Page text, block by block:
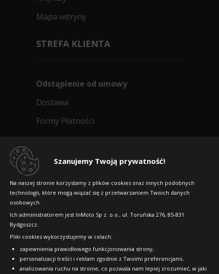
Szanujemy Twoją prywatność!
Na naszej stronie korzystamy z plików cookies oraz innych podobnych
technologii, które mogą wiązać się z przetwarzaniem Twoich danych
osobowych.
Ich administratorem jest InMoto Sp z .o.o., ul. Toruńska 276, 85-831
Bydgoszcz.
Pliki cookies wykorzystujemy w celach:
zapewnienia prawidłowego funkcjonowania strony,
personalizacji treści i reklam zgodnie z Twoimi preferencjami,
analizowania ruchu na stronie, co pozwala nam lepiej zrozumieć, w jaki
Mapa witryny
STREFA KLIENTA
Odstąpienie od umowy
Dostawa
Formy Płatności
Dlaczego warto kupić w 24opony.pl
Raty
FAQ
OFICJALNY PARTNER